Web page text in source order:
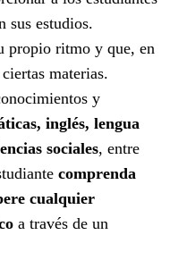
sus estudios.
propio ritmo y que, en
materias.
y
inglés, lengua
sociales, entre
comprenda
cualquier
a través de un